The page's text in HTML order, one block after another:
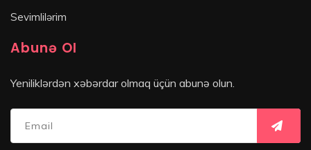
Sevimlilərim
Abunə Ol
Yeniliklərdən xəbərdar olmaq üçün abunə olun.